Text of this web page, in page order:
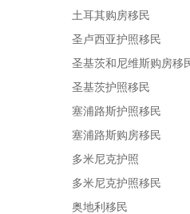
土耳其购房移民
圣卢西亚护照移民
圣基茨和尼维斯购房移
圣基茨护照移民
塞浦路斯护照移民
塞浦路斯购房移民
多米尼克护照
多米尼克护照移民
奥地利移民